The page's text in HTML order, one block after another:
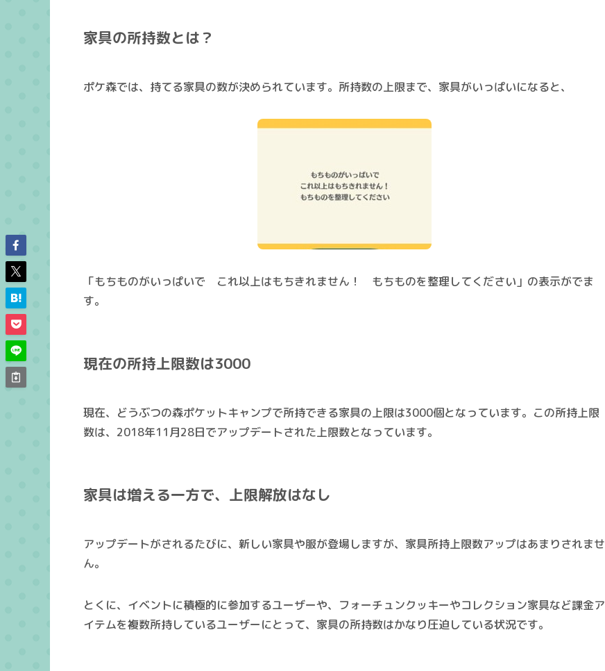
家具の所持数とは？
ポケ森では、持てる家具の数が決められています。所持数の上限まで、家具がいっぱいになると、
「もちものがいっぱいで これ以上はもちきれません！ もちものを整理してください」の表示がでま
す。
現在の所持上限数は3000
現在、どうぶつの森ポケットキャンプで所持できる家具の上限は3000個となっています。この所持上限
数は、2018年11月28日でアップデートされた上限数となっています。
家具は増える一方で、上限解放はなし
アップデートがされるたびに、新しい家具や服が登場しますが、家具所持上限数アップはあまりされませ
ん。
とくに、イベントに積極的に参加するユーザーや、フォーチュンクッキーやコレクション家具など課金ア
イテムを複数所持しているユーザーにとって、 家具の所持数はかなり圧迫している状況です。